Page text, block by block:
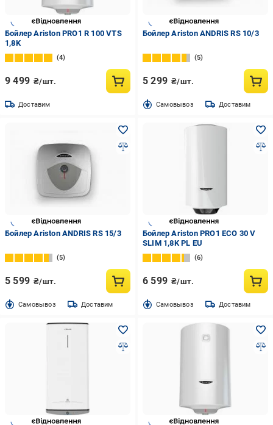
Бойлер Ariston PRO1 R 100 VTS
1,8K
4
9 499 ₴/шт.
Доставим
Бойлер Ariston ANDRIS RS 10/3
5
5 299 ₴/шт.
Cамовывоз Доставим
Бойлер Ariston ANDRIS RS 15/3
5
5 599 ₴/шт.
Cамовывоз Доставим
Бойлер Ariston PRO1 ECO 30 V
SLIM 1,8K PL EU
6
6 599 ₴/шт.
Cамовывоз Доставим